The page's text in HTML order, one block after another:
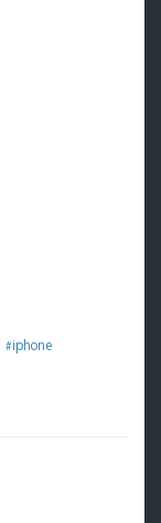
#iphone